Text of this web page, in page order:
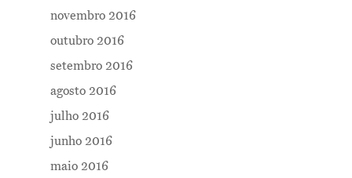
novembro 2016
outubro 2016
setembro 2016
agosto 2016
julho 2016
junho 2016
maio 2016